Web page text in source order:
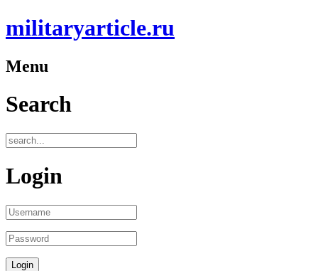
militaryarticle.ru
Menu
Search
Login